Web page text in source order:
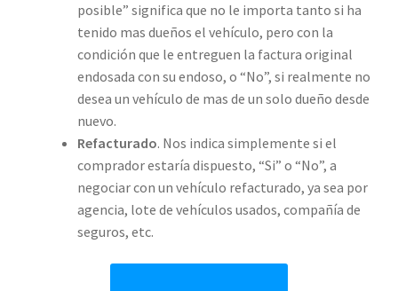
posible” significa que no le importa tanto si ha
tenido mas dueños el vehículo, pero con la
condición que le entreguen la factura original
endosada con su endoso, o “No”, si realmente no
desea un vehículo de mas de un solo dueño desde
nuevo.
Refacturado. Nos indica simplemente si el
comprador estaría dispuesto, “Si” o “No”, a
negociar con un vehículo refacturado, ya sea por
agencia, lote de vehículos usados, compañía de
seguros, etc.